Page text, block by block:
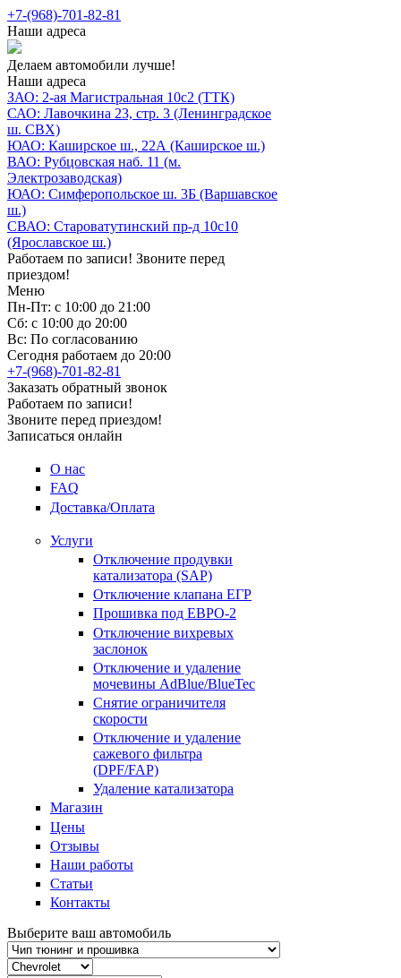
+7-(968)-701-82-81
Наши адреса
Делаем автомобили лучше!
Наши адреса
ЗАО: 2-ая Магистральная 10с2 (ТТК)
САО: Лавочкина 23, стр. 3 (Ленинградское
ш. СВХ)
ЮАО: Каширское ш., 22А (Каширское ш.)
ВАО: Рубцовская наб. 11 (м.
Электрозаводская)
ЮАО: Симферопольское ш. 3Б (Варшавское
ш.)
СВАО: Староватутинский пр-д 10с10
(Ярославское ш.)
Работаем по записи! Звоните перед
приездом!
Меню
Пн-Пт: с 10:00 до 21:00
Сб: с 10:00 до 20:00
Вс: По согласованию
Сегодня работаем до 20:00
+7-(968)-701-82-81
Заказать обратный звонок
Работаем по записи!
Звоните перед приездом!
Записаться онлайн
О нас
FAQ
Доставка/Оплата
Услуги
Отключение продувки
катализатора (SAP)
Отключение клапана ЕГР
Прошивка под ЕВРО-2
Отключение вихревых
заслонок
Отключение и удаление
мочевины AdBlue/BlueTec
Снятие ограничителя
скорости
Отключение и удаление
сажевого фильтра
(DPF/FAP)
Удаление катализатора
Магазин
Цены
Отзывы
Наши работы
Статьи
Контакты
Выберите ваш автомобиль